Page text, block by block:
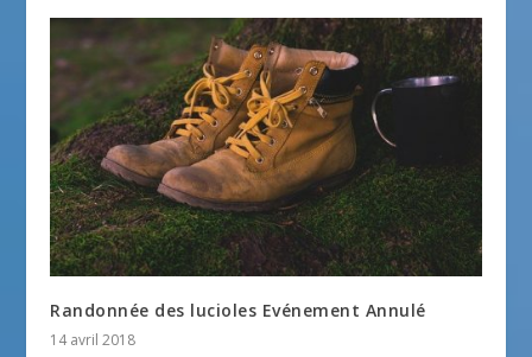
Randonnée des lucioles Evénement Annulé
14 avril 2018